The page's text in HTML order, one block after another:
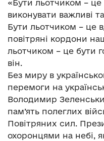
«Бути льотчиком –
виконувати важливі
Бути льотчиком – це
повітряні кордони
льотчиком – це бути
він.
Без миру в
перемоги на
Володимир
пам’ять полеглих
Повітряних сил.
охоронцями на небі,